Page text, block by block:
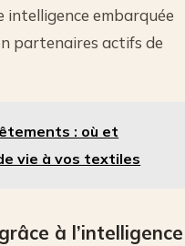
intelligence embarquée
partenaires actifs de
: où et
vie à vos textiles
à l’intelligence